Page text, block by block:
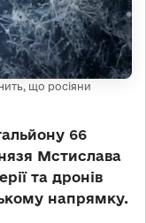
що росіяни
66
Мстислава
та дронів
напрямку.